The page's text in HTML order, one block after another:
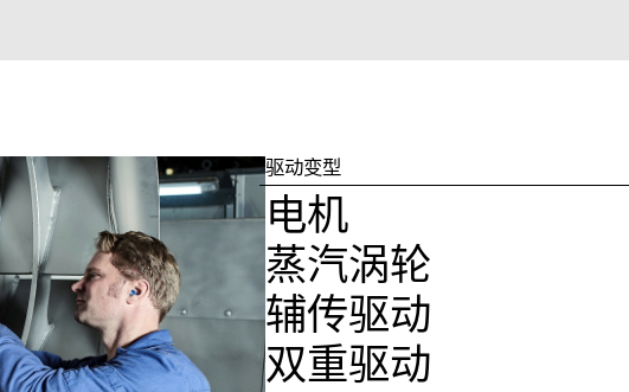
驱动变型
电机
蒸汽涡轮
辅传驱动
双重驱动